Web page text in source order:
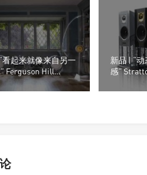
看起来就像来自另一
Ferguson Hill
音箱系统
新品 | “
感”
Element